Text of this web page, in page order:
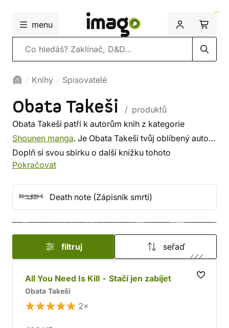
menu
Vyhledávání
Knihy Spisovatelé
Obata Takeši
/ produktů
Obata Takeši patří k autorům knih z kategorie
Shounen manga. Je Obata Takeši tvůj oblíbený autor?
Doplň si svou sbírku o další knížku tohoto
spisovatele, nebo si prohlédni
někdo podle autora. U nás si vybereš z méně
známých i z těch proslulých. ✔️ Nabízíme levnou
dopravu, rychlé dodání a bezpečný nákup!
Pokračovat
Death note (Zápisník smrti)
filtruj seřaď
All You Need Is Kill - Stačí jen zabíjet
Obata Takeši
2×